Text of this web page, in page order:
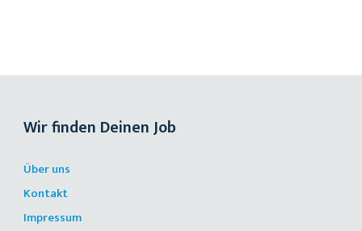
Wir finden Deinen Job
Über uns
Kontakt
Impressum